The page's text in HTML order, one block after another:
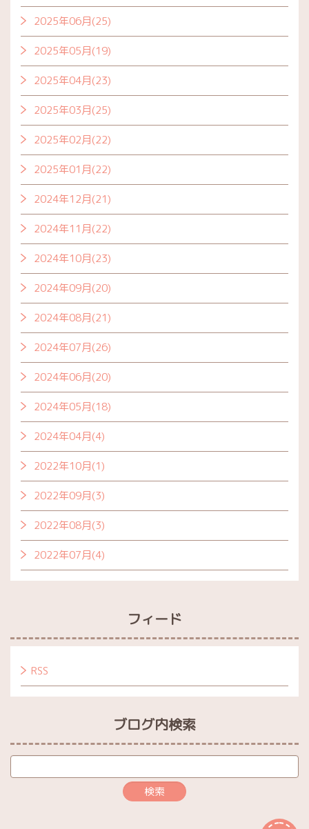
2025年06月(25)
2025年05月(19)
2025年04月(23)
2025年03月(25)
2025年02月(22)
2025年01月(22)
2024年12月(21)
2024年11月(22)
2024年10月(23)
2024年09月(20)
2024年08月(21)
2024年07月(26)
2024年06月(20)
2024年05月(18)
2024年04月(4)
2022年10月(1)
2022年09月(3)
2022年08月(3)
2022年07月(4)
フィード
RSS
ブログ内検索